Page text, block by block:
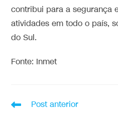
contribui para a segurança
atividades em todo o país,
do Sul.
Fonte: Inmet
Post anterior